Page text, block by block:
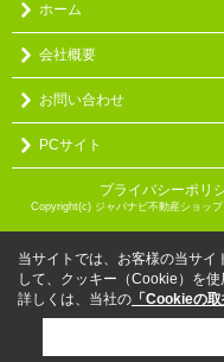
ホーム
会社概要
お問い合わせ
PCサイト
プライバシーポリ
Copyright(c) ジャパナビ不動産シ
当サイトでは、お客様の当サイ
して、クッキー（Cookie）を使
詳しくは、当社の 「Cookieの